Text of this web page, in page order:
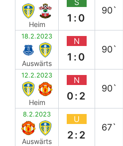
Heim
1:0
90`
18.2.2023
Auswärts
N
1:0
90`
12.2.2023
Heim
N
0:2
90`
8.2.2023
Auswärts
U
2:2
67`